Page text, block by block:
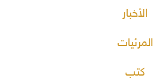
الأخبار
المرئيات
كتب